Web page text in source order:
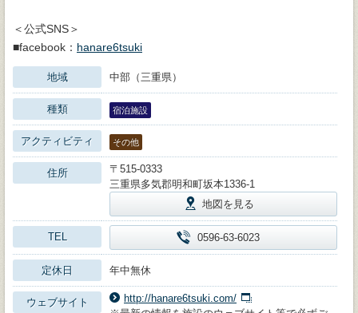
＜公式SNS＞
■facebook： hanare6tsuki
地域 中部（三重県）
種類 宿泊施設
アクティビティ その他
住所
〒515-0333
三重県多気郡明和町坂本1336-1
地図を見る
TEL 0596-63-6023
定休日 年中無休
ウェブサイト
http://hanare6tsuki.com/